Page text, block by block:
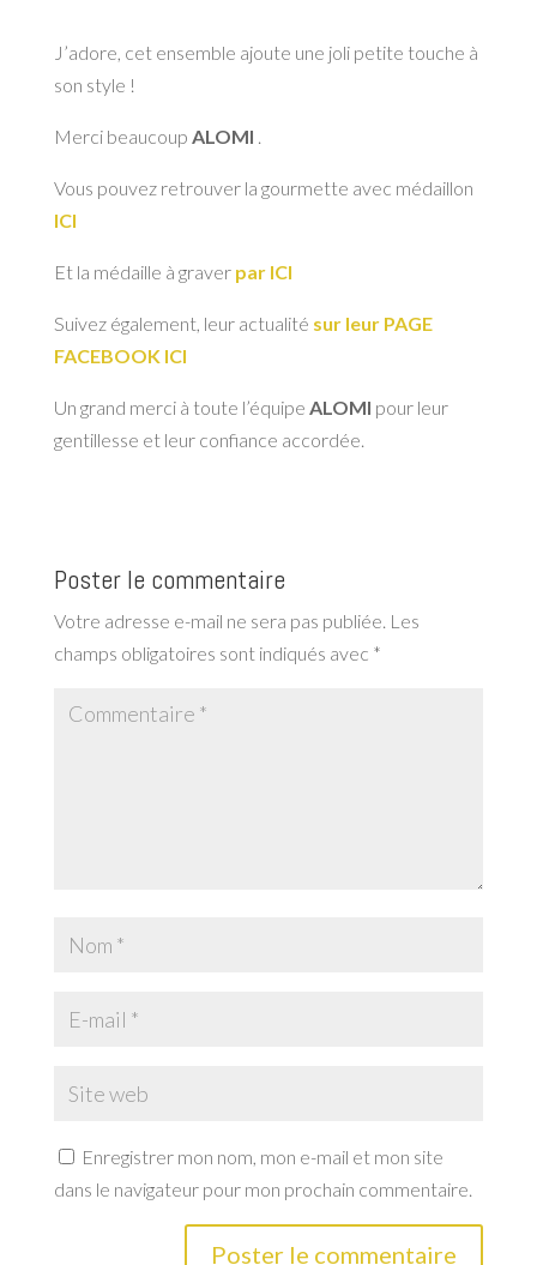
J’adore, cet ensemble ajoute une joli petite touche à
son style !
Merci beaucoup ALOMI .
Vous pouvez retrouver la gourmette avec médaillon
ICI
Et la médaille à graver par ICI
Suivez également, leur actualité sur leur PAGE
FACEBOOK ICI
Un grand merci à toute l’équipe ALOMI pour leur
gentillesse et leur confiance accordée.
Poster le commentaire
Votre adresse e-mail ne sera pas publiée. Les
champs obligatoires sont indiqués avec *
Enregistrer mon nom, mon e-mail et mon site
dans le navigateur pour mon prochain commentaire.